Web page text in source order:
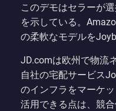
このデモはセラーが
を示している。
の柔軟なモデルを
JD.comは欧州で物流
自社の宅配サービス
のインフラをマーケ
活用できる点は、競